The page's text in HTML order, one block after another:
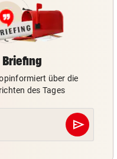
Briefing
über die
des Tages
send
Abschicken